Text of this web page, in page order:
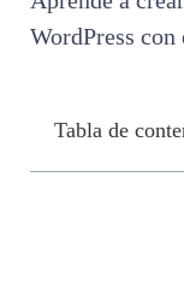
WordPress con
Tabla de